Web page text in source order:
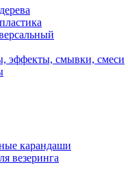
эффекты, смывки, смеси
карандаши
везеринга